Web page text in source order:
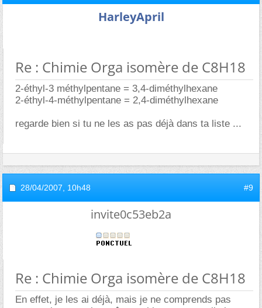
HarleyApril
Re : Chimie Orga isomère de C8H18
2-éthyl-3 méthylpentane = 3,4-diméthylhexane
2-éthyl-4-méthylpentane = 2,4-diméthylhexane
regarde bien si tu ne les as pas déjà dans ta liste ...
28/04/2007, 10h48 #9
invite0c53eb2a
Re : Chimie Orga isomère de C8H18
En effet, je les ai déjà, mais je ne comprends pas